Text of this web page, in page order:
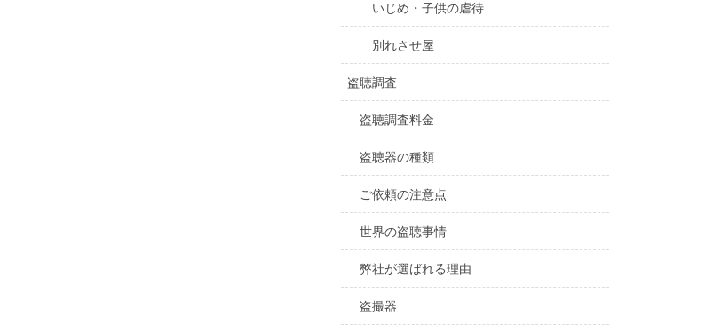
いじめ・子供の虐待
別れさせ屋
盗聴調査
盗聴調査料金
盗聴器の種類
ご依頼の注意点
世界の盗聴事情
弊社が選ばれる理由
盗撮器